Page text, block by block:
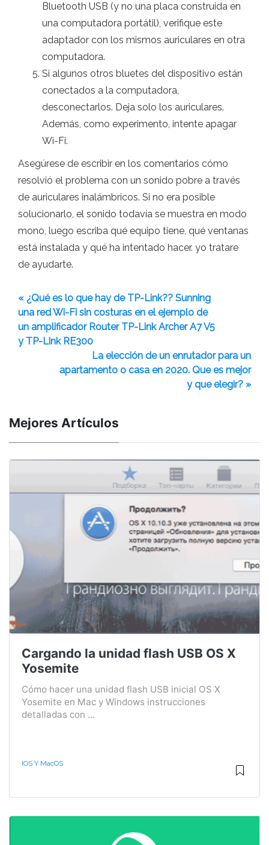
Bluetooth USB (y no una placa construida en
una computadora portátil), verifique este
adaptador con los mismos auriculares en otra
computadora.
Si algunos otros bluetes del dispositivo están
conectados a la computadora,
desconectarlos. Deja solo los auriculares.
Además, como experimento, intente apagar
Wi-Fi.
Asegúrese de escribir en los comentarios cómo
resolvió el problema con un sonido pobre a través
de auriculares inalámbricos. Si no era posible
solucionarlo, el sonido todavía se muestra en modo
mono, luego escriba qué equipo tiene, qué ventanas
está instalada y qué ha intentado hacer. yo tratare
de ayudarte.
« ¿Qué es lo que hay de TP-Link?? Sunning
una red Wi-Fi sin costuras en el ejemplo de
un amplificador Router TP-Link Archer A7 V5
y TP-Link RE300
La elección de un enrutador para un
apartamento o casa en 2020. Que es mejor
y que elegir? »
Mejores Artículos
Cargando la unidad flash USB OS X
Yosemite
Cómo hacer una unidad flash USB inicial OS X
Yosemite en Mac y Windows instrucciones
detalladas con ...
IOS Y MacOS